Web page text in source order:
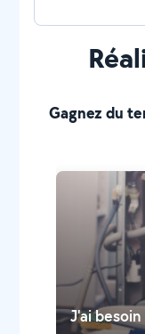
Gagnez du
J'ai